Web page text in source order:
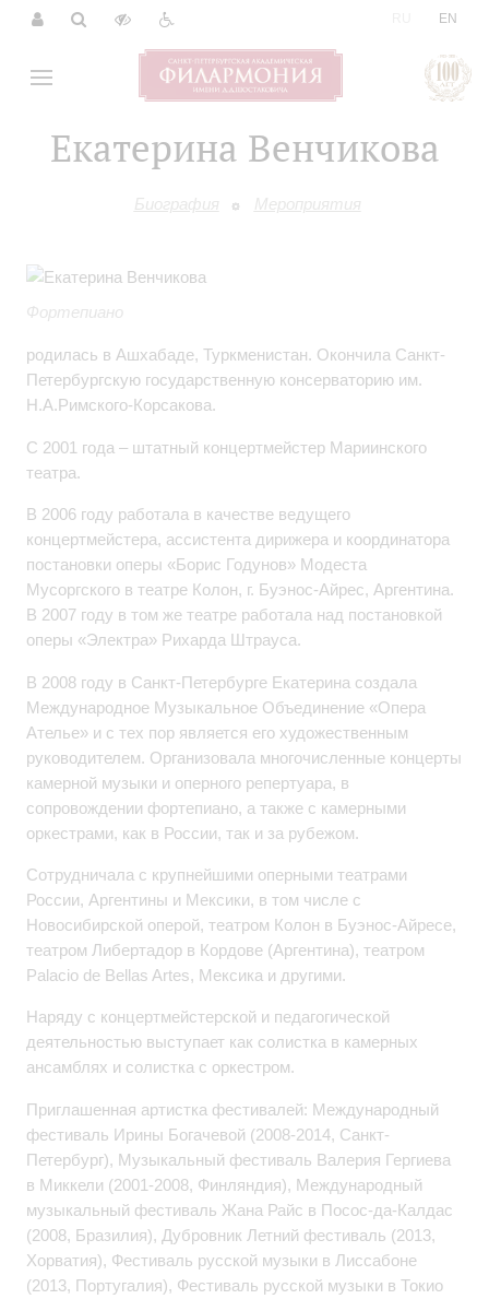
EN
Екатерина Венчикова
Биография Мероприятия
Фортепиано
родилась в Ашхабаде, Туркменистан. Окончила Санкт-
Петербургскую государственную консерваторию им.
Н.А.Римского-Корсакова.
С 2001 года – штатный концертмейстер Мариинского
театра.
В 2006 году работала в качестве ведущего
концертмейстера, ассистента дирижера и координатора
постановки оперы «Борис Годунов» Модеста
Мусоргского в театре Колон, г. Буэнос-Айрес, Аргентина.
В 2007 году в том же театре работала над постановкой
оперы «Электра» Рихарда Штрауса.
В 2008 году в Санкт-Петербурге Екатерина создала
Международное Музыкальное Объединение «Опера
Ателье» и с тех пор является его художественным
руководителем. Организовала многочисленные концерты
камерной музыки и оперного репертуара, в
сопровождении фортепиано, а также с камерными
оркестрами, как в России, так и за рубежом.
Сотрудничала с крупнейшими оперными театрами
России, Аргентины и Мексики, в том числе с
Новосибирской оперой, театром Колон в Буэнос-Айресе,
театром Либертадор в Кордове (Аргентина), театром
Palacio de Bellas Artes, Мексика и другими.
Наряду с концертмейстерской и педагогической
деятельностью выступает как солистка в камерных
ансамблях и солистка с оркестром.
Приглашенная артистка фестивалей: Международный
фестиваль Ирины Богачевой (2008-2014, Санкт-
Петербург), Музыкальный фестиваль Валерия Гергиева
в Миккели (2001-2008, Финляндия), Международный
музыкальный фестиваль Жана Райс в Посос-да-Калдас
(2008, Бразилия), Дубровник Летний фестиваль (2013,
Хорватия), Фестиваль русской музыки в Лиссабоне
(2013, Португалия), Фестиваль русской музыки в Токио